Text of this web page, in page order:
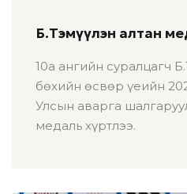
Б.Тэмүүлэн алтан
10а ангийн суралцагч
бөхийн өсвөр үеийн
Улсын аварга
медаль хүртлээ.